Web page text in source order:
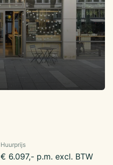
Huurprijs
€ 6.097,- p.m. excl. BTW